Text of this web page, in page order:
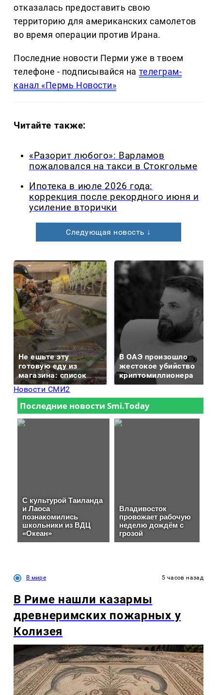
отказалась предоставить свою
территорию для американских самолетов
во время операции против Ирана.
Последние новости Перми уже в твоем
телефоне - подписывайся на телеграм-
канал «Пермь Новости»
Читайте также:
«Разорит любого»: Варламов
пожаловался на такси в Стокгольме
Ипотека в июле 2026 года:
коррекция после рекордного июня и
усиление вторички
Следующая новость ↓
Не ешьте эту
готовую еду из
магазина: список
В ОАЭ произошло
жестокое убийство
криптомиллионера
Новости СМИ2
В мире 5 часов назад
В Риме нашли казармы
древнеримских пожарных у
Колизея